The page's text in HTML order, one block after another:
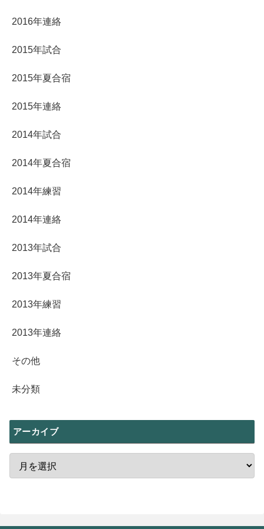
2016年連絡
2015年試合
2015年夏合宿
2015年連絡
2014年試合
2014年夏合宿
2014年練習
2014年連絡
2013年試合
2013年夏合宿
2013年練習
2013年連絡
その他
未分類
アーカイブ